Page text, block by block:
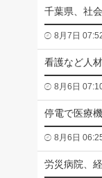
千葉県、社
8月7日
看護など人
8月6日
停電で医療
8月6日
労災病院、